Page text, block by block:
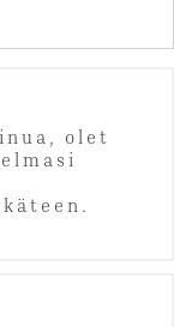
olet